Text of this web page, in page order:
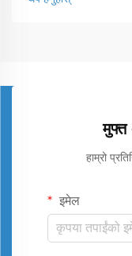
मुफ्त
हाम्रो
इमेल